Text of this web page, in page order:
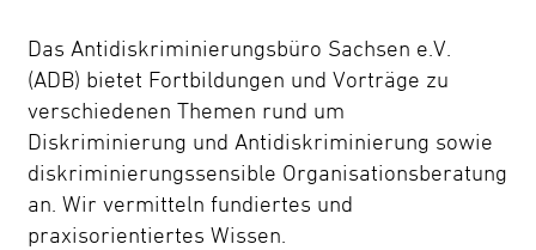
Kontakt
Kontrast
Das Antidiskriminierungsbüro Sachsen e.V.
(ADB) bietet Fortbildungen und Vorträge zu
verschiedenen Themen rund um
Diskriminierung und Antidiskriminierung sowie
diskriminierungssensible Organisationsberatung
an. Wir vermitteln fundiertes und
praxisorientiertes Wissen.